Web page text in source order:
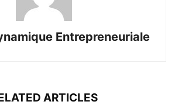
Entrepreneuriale
ARTICLES